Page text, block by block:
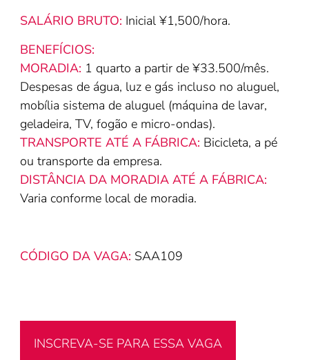
SALÁRIO BRUTO: Inicial ¥1,500/hora.
BENEFÍCIOS:
MORADIA: 1 quarto a partir de ¥33.500/mês.
Despesas de água, luz e gás incluso no aluguel,
mobília sistema de aluguel (máquina de lavar,
geladeira, TV, fogão e micro-ondas).
TRANSPORTE ATÉ A FÁBRICA: Bicicleta, a pé
ou transporte da empresa.
DISTÂNCIA DA MORADIA ATÉ A FÁBRICA:
Varia conforme local de moradia.
CÓDIGO DA VAGA: SAA109
INSCREVA-SE PARA ESSA VAGA